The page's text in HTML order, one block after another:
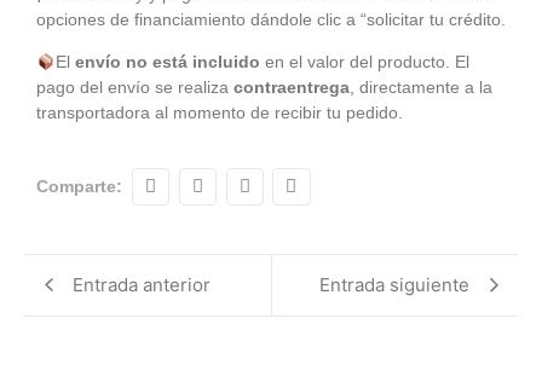
opciones de financiamiento dándole clic a “solicitar tu crédito.
El envío no está incluido en el valor del producto. El
pago del envío se realiza contraentrega , directamente a la
transportadora al momento de recibir tu pedido.
Comparte:
Entrada anterior Entrada siguiente